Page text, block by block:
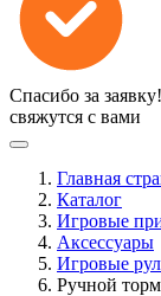
Спасибо за заявку!
свяжутся с вами
Главная
Каталог
Игровые
Аксессуары
Игровые
Ручной